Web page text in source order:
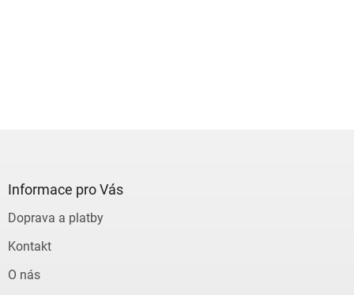
Informace pro Vás
Doprava a platby
Kontakt
O nás